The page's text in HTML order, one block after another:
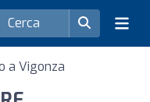
a Vigonza